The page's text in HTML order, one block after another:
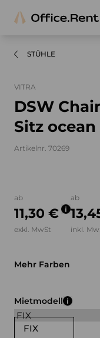
STÜHLE
VITRA
DSW
Sitz ocean
Artikelnr. 70269
ab
11,30 €
exkl. MwSt
ab
inkl.
Mehr Farben
FIX
Mietmodell